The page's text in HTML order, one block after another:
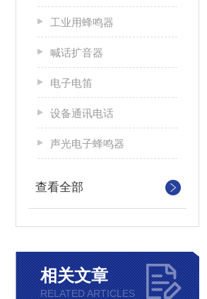
工业用蜂鸣器
喊话扩音器
电子电笛
设备通讯电话
声光电子蜂鸣器
查看全部
相关文章
RELATED ARTICLES